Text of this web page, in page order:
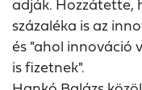
adják. Hozzátette,
százaléka is az
és "ahol
is fizetnek".